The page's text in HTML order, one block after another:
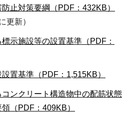
止対策要綱（PDF：432KB）
更新）
示施設等の設置基準（PDF：
置基準（PDF：1,515KB）
ンクリート構造物中の配筋状態
（PDF：409KB）